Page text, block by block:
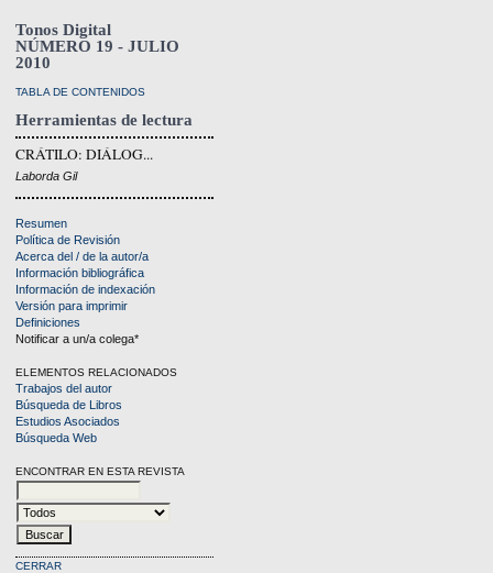
Tonos Digital
NÚMERO 19 - JULIO
2010
TABLA DE CONTENIDOS
Herramientas de lectura
CRÁTILO: DIÁLOG...
Laborda Gil
Resumen
Política de Revisión
Acerca del / de la autor/a
Información bibliográfica
Información de indexación
Versión para imprimir
Definiciones
Notificar a un/a colega*
ELEMENTOS RELACIONADOS
Trabajos del autor
Búsqueda de Libros
Estudios Asociados
Búsqueda Web
ENCONTRAR EN ESTA REVISTA
CERRAR